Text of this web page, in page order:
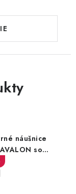
náušnice
so